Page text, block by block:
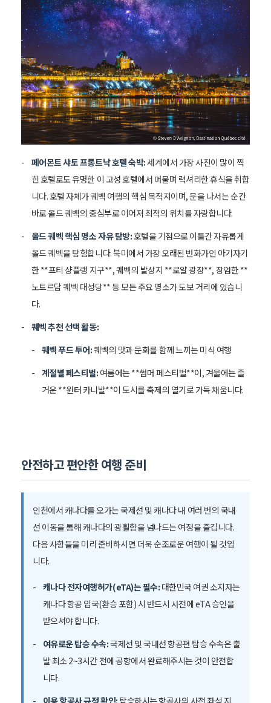
페어몬트 샤토 프롱트낙 호텔 숙박:세계에서 가장 사진이 많이 찍
힌 호텔로도 유명한 이 고성 호텔에서 머물며 럭셔리한 휴식을 취합
니다. 호텔 자체가 퀘벡 여행의 핵심 목적지이며, 문을 나서는 순간
바로 올드 퀘벡의 중심부로 이어져 최적의 위치를 자랑합니다.
올드 퀘벡 핵심 명소 자유 탐방:호텔을 기점으로 이틀간 자유롭게
올드 퀘벡을 탐험합니다. 북미에서 가장 오래된 번화가인 아기자기
한 **프티 샹플랭 지구**, 퀘벡의 발상지 **로얄 광장**, 장엄한 **
노트르담 퀘벡 대성당** 등 모든 주요 명소가 도보 거리에 있습니
다.
퀘벡 추천 선택 활동:
퀘벡 푸드 투어:퀘벡의 맛과 문화를 함께 느끼는 미식 여행
계절별 페스티벌: 여름에는 **썸머 페스티벌**이, 겨울에는 즐
거운 **윈터 카니발**이 도시를 축제의 열기로 가득 채웁니다.
안전하고 편안한 여행 준비
인천에서 캐나다를 오가는 국제선 및 캐나다 내 여러 번의 국내
선 이동을 통해 캐나다의 광활함을 넘나드는 여정을 즐깁니다.
다음 사항들을 미리 준비하시면 더욱 순조로운 여행이 될 것입
니다.
캐나다 전자여행허가(eTA)는 필수: 대한민국 여권 소지자는
캐나다 항공 입국(환승 포함) 시 반드시 사전에 eTA 승인을
받으셔야 합니다.
여유로운 탑승 수속:국제선 및 국내선 항공편 탑승 수속은 출
발 최소 2~3시간 전에 공항에서 완료해주시는 것이 안전합
니다.
이용 항공사 규정 확인: 탑승하시는 항공사의 사전 좌석 지